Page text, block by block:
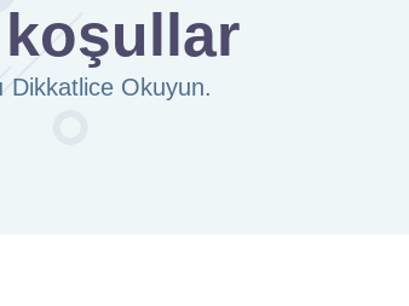
Dikkatlice Okuyun.